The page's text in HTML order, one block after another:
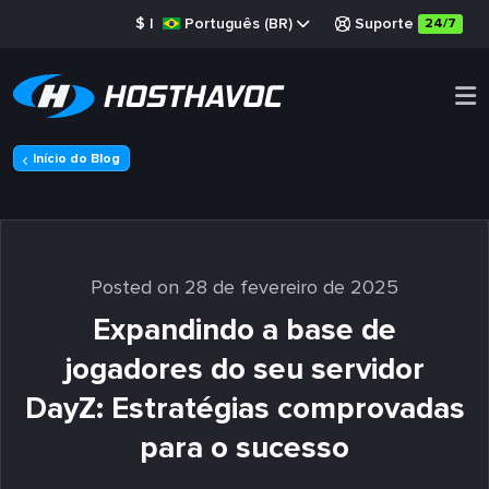
$ | Português (BR) Suporte 24/7
Início do Blog
Posted on 28 de fevereiro de 2025
Expandindo a base de
jogadores do seu servidor
DayZ: Estratégias comprovadas
para o sucesso